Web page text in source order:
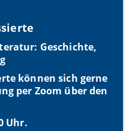
Geschichte,
können sich gerne
per Zoom über den
Uhr.